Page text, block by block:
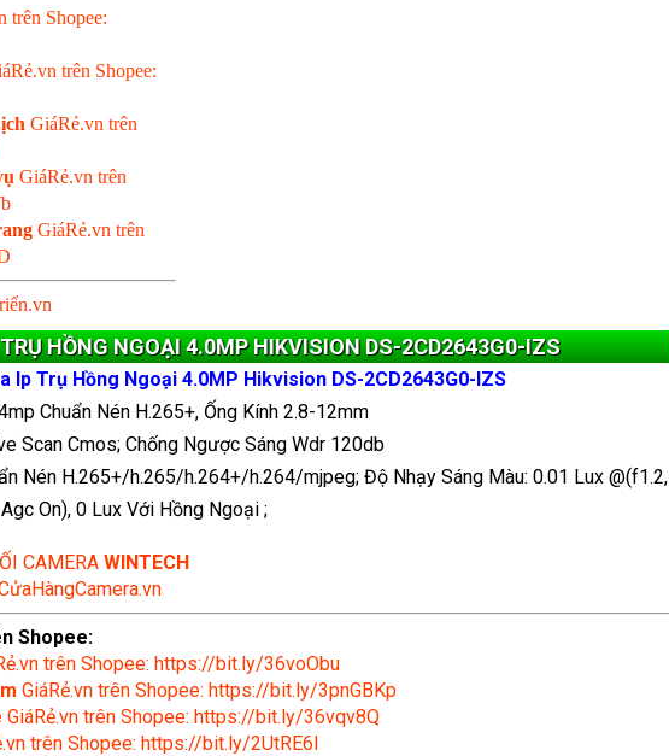
trên Shopee:
trên Shopee:
GiáRẻ.vn trên
GiáRẻ.vn trên
GiáRẻ.vn trên
HỒNG NGOẠI 4.0MP HIKVISION DS-2CD2643G0-IZS
Ip Trụ Hồng Ngoại 4.0MP Hikvision DS-2CD2643G0-IZS
Chuẩn Nén H.265+, Ống Kính 2.8-12mm
Scan Cmos; Chống Ngược Sáng Wdr 120db
Nén H.265+/h.265/h.264+/h.264/mjpeg; Độ Nhạy Sáng Màu: 0.01 Lux @(f1.2,
On), 0 Lux Với Hồng Ngoại ;
CAMERA WINTECH
Shopee:
trên Shopee: https://bit.ly/36voObu
GiáRẻ.vn trên Shopee: https://bit.ly/3pnGBKp
GiáRẻ.vn trên Shopee: https://bit.ly/36vqv8Q
trên Shopee: https://bit.ly/2UtRE6l